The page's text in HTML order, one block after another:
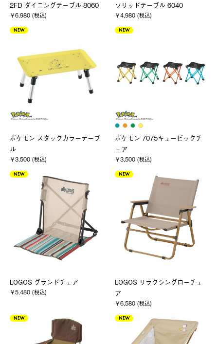
2FD ダイニングテーブル 8060
￥6,980 (税込)
ソリッドテーブル 6040
￥4,980 (税込)
NEW
ポケモン スタックカラーテーブ
ル
￥3,500 (税込)
NEW
ポケモン 7075キュービックチ
ェア
￥3,500 (税込)
NEW
LOGOS グランドチェア
￥5,480 (税込)
NEW
LOGOS リラクシングローチェ
ア
￥6,580 (税込)
NEW NEW